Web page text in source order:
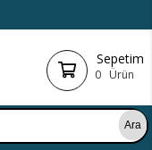
Sepetim
0 Ürün